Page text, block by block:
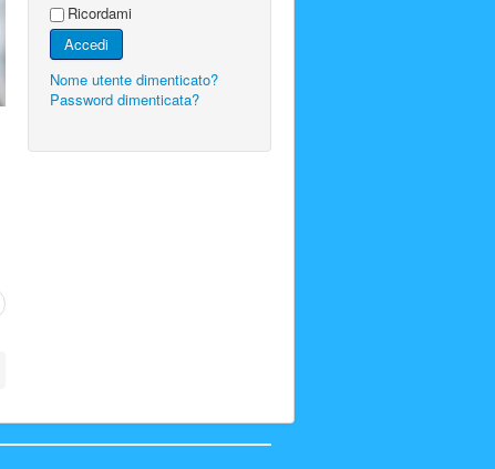
Ricordami
Accedi
Nome utente dimenticato?
Password dimenticata?